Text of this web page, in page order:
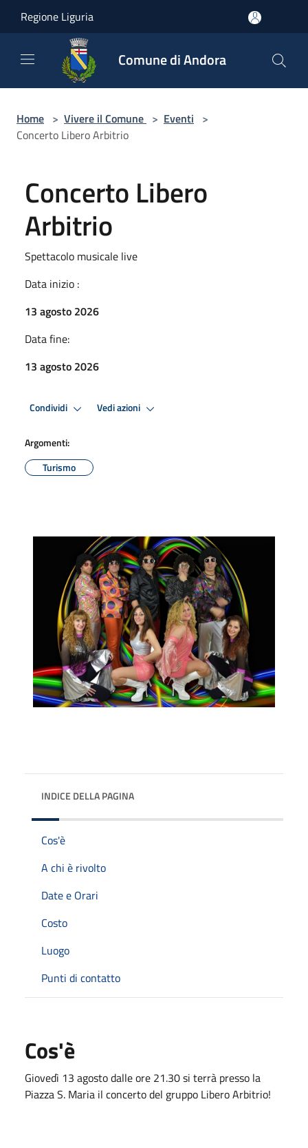
Regione Liguria
Comune di Andora
Home > Vivere il Comune > Eventi >
Concerto Libero Arbitrio
Concerto Libero
Arbitrio
Spettacolo musicale live
Data inizio :
13 agosto 2026
Data fine:
13 agosto 2026
Condividi Vedi azioni
Argomenti:
Turismo
INDICE DELLA PAGINA
Cos'è
A chi è rivolto
Date e Orari
Costo
Luogo
Punti di contatto
Cos'è
Giovedì 13 agosto dalle ore 21.30 si terrà presso la
Piazza S. Maria il concerto del gruppo Libero Arbitrio!